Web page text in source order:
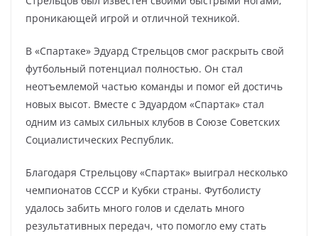
проникающей игрой и отличной техникой.
В «Спартаке» Эдуард Стрельцов смог раскрыть свой
футбольный потенциал полностью. Он стал
неотъемлемой частью команды и помог ей достичь
новых высот. Вместе с Эдуардом «Спартак» стал
одним из самых сильных клубов в Союзе Советских
Социалистических Республик.
Благодаря Стрельцову «Спартак» выиграл несколько
чемпионатов СССР и Кубки страны. Футболисту
удалось забить много голов и сделать много
результативных передач, что помогло ему стать